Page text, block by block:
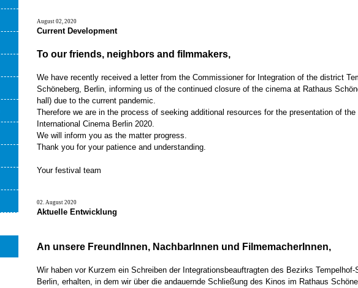
August 02, 2020
Current Development
To our friends, neighbors and filmmakers,
We have recently received a letter from the Commissioner for Integration of the district
Schöneberg, Berlin, informing us of the continued closure of the cinema at Rathaus
hall) due to the current pandemic.
Therefore we are in the process of seeking additional resources for the presentation of
International Cinema Berlin 2020.
We will inform you as the matter progress.
Thank you for your patience and understanding.
Your festival team
02. August 2020
Aktuelle Entwicklung
An unsere FreundInnen, NachbarInnen und FilmemacherInnen,
Wir haben vor Kurzem ein Schreiben der Integrationsbeauftragten des Bezirks Tempelhof-
Berlin, erhalten, in dem wir über die andauernde Schließung des Kinos im Rathaus